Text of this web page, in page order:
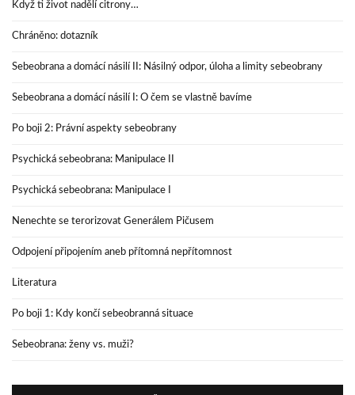
Když ti život nadělí citrony…
Chráněno: dotazník
Sebeobrana a domácí násilí II: Násilný odpor, úloha a limity sebeobrany
Sebeobrana a domácí násilí I: O čem se vlastně bavíme
Po boji 2: Právní aspekty sebeobrany
Psychická sebeobrana: Manipulace II
Psychická sebeobrana: Manipulace I
Nenechte se terorizovat Generálem Pičusem
Odpojení připojením aneb přítomná nepřítomnost
Literatura
Po boji 1: Kdy končí sebeobranná situace
Sebeobrana: ženy vs. muži?